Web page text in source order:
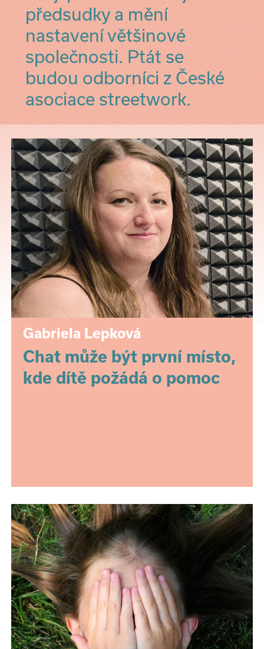
předsudky a mění
nastavení většinové
společnosti. Ptát se
budou odborníci z České
asociace streetwork.
Gabriela Lepková
Chat může být první místo,
kde dítě požádá o pomoc